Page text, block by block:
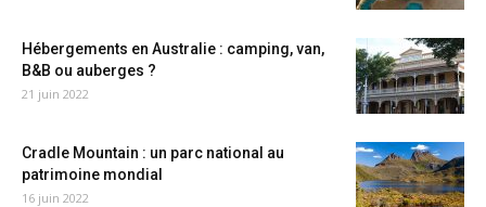
Hébergements en Australie : camping, van,
B&B ou auberges ?
21 juin 2022
Cradle Mountain : un parc national au
patrimoine mondial
16 juin 2022